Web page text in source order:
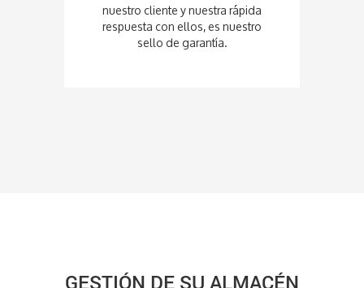
nuestro cliente y nuestra rápida
respuesta con ellos, es nuestro
sello de garantía.
GESTIÓN DE SU ALMACÉN